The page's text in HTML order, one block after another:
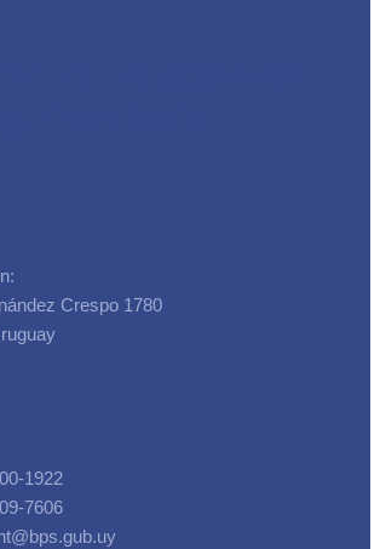
Crespo 1780
1922
7606